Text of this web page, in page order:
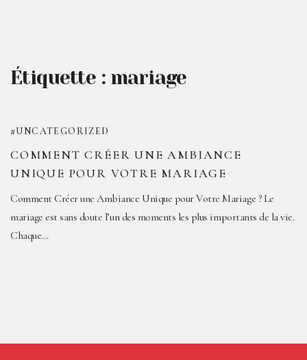
Étiquette : mariage
UNCATEGORIZED
COMMENT CRÉER UNE AMBIANCE
UNIQUE POUR VOTRE MARIAGE
Comment Créer une Ambiance Unique pour Votre Mariage ? Le
mariage est sans doute l’un des moments les plus importants de la vie.
Chaque…